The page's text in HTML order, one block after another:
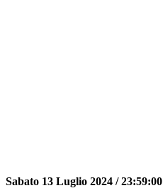
Sabato 13 Luglio 2024 /23:59:00